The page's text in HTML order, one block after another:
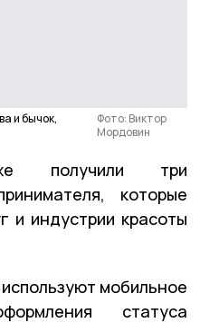
и бычок,
Фото: Виктор
Мордовин
получили три
которые
и индустрии красоты
мобильное
статуса